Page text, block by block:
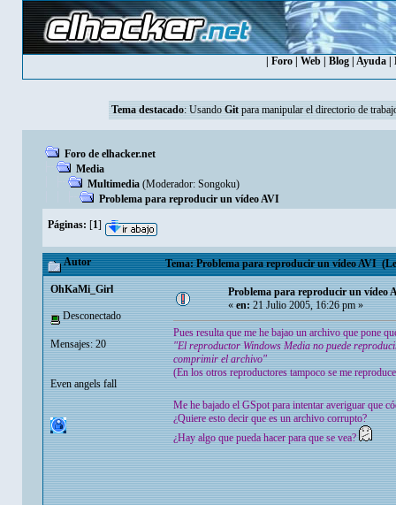
Foro Web Blog Ayuda
Tema destacado: Usando Git para manipular el directorio de
Foro de elhacker.net
Media
Multimedia (Moderador: Songoku)
Problema para reproducir un vídeo AVI
Páginas: [1]
Autor Tema: Problema para reproducir un vídeo AVI
OhKaMi_Girl
Desconectado
Mensajes: 20
Even angels fall
Problema para reproducir un vídeo
«en:21 Julio 2005, 16:26 pm »
Pues resulta que me he bajao un archivo que pone
"El reproductor Windows Media no puede
comprimir el archivo"
(En los otros reproductores tampoco se me
Me he bajado el GSpot para intentar averiguar que
¿Quiere esto decir que es un archivo corrupto?
¿Hay algo que pueda hacer para que se vea?